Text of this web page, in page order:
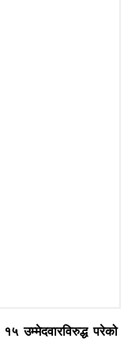
उम्मेदवारविरुद्ध परेको